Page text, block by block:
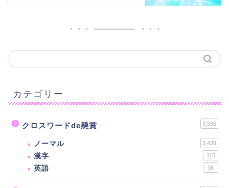
カテゴリー
クロスワードde懸賞 3,590
ノーマル 3,439
漢字 115
英語 36